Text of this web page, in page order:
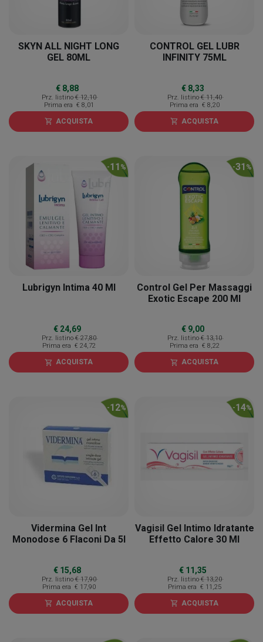
SKYN ALL NIGHT LONG
GEL 80ML
€ 8,88
Prz. listino € 12,10
Prima era € 8,01
shopping_cart ACQUISTA
CONTROL GEL LUBR
INFINITY 75ML
€ 8,33
Prz. listino € 11,40
Prima era € 8,20
shopping_cart ACQUISTA
-11 %
Lubrigyn Intima 40 Ml
€ 24,69
Prz. listino € 27,80
Prima era € 24,72
shopping_cart ACQUISTA
-31 %
Control Gel Per Massaggi
Exotic Escape 200 Ml
€ 9,00
Prz. listino € 13,10
Prima era € 8,22
shopping_cart ACQUISTA
-12%
Vidermina Gel Int
Monodose 6 Flaconi Da 5l
€ 15,68
Prz. listino € 17,90
Prima era € 17,90
shopping_cart ACQUISTA
-14%
Vagisil Gel Intimo Idratante
Effetto Calore 30 Ml
€ 11,35
Prz. listino € 13,20
Prima era € 11,25
shopping_cart ACQUISTA